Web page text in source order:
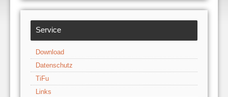
Service
Download
Datenschutz
TiFu
Links